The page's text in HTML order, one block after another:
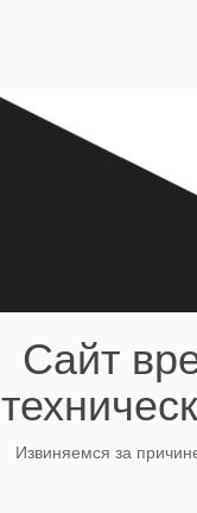
Сайт
Извиняемся за